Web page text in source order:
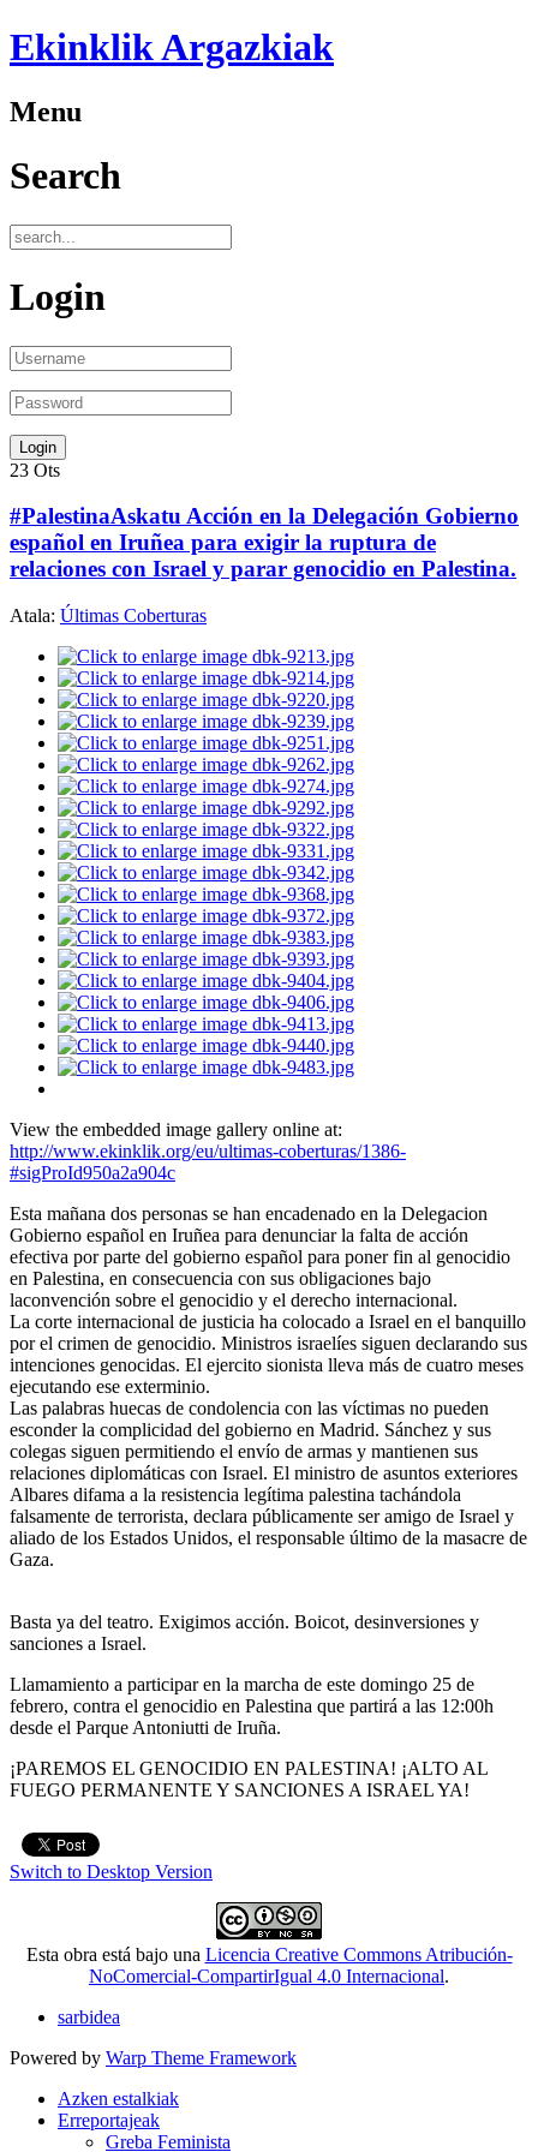
Ekinklik Argazkiak
Menu
Search
Login
23 Ots
#PalestinaAskatu Acción en la Delegación Gobierno
español en Iruñea para exigir la ruptura de
relaciones con Israel y parar genocidio en Palestina.
Atala: Últimas Coberturas
View the embedded image gallery online at:
http://www.ekinklik.org/eu/ultimas-coberturas/1386-
#sigProId950a2a904c
Esta mañana dos personas se han encadenado en la Delegacion
Gobierno español en Iruñea para denunciar la falta de acción
efectiva por parte del gobierno español para poner fin al genocidio
en Palestina, en consecuencia con sus obligaciones bajo
laconvención sobre el genocidio y el derecho internacional.
La corte internacional de justicia ha colocado a Israel en el banquillo
por el crimen de genocidio. Ministros israelíes siguen declarando sus
intenciones genocidas. El ejercito sionista lleva más de cuatro meses
ejecutando ese exterminio.
Las palabras huecas de condolencia con las víctimas no pueden
esconder la complicidad del gobierno en Madrid. Sánchez y sus
colegas siguen permitiendo el envío de armas y mantienen sus
relaciones diplomáticas con Israel. El ministro de asuntos exteriores
Albares difama a la resistencia legítima palestina tachándola
falsamente de terrorista, declara públicamente ser amigo de Israel y
aliado de los Estados Unidos, el responsable último de la masacre de
Gaza.
Basta ya del teatro. Exigimos acción. Boicot, desinversiones y
sanciones a Israel.
Llamamiento a participar en la marcha de este domingo 25 de
febrero, contra el genocidio en Palestina que partirá a las 12:00h
desde el Parque Antoniutti de Iruña.
¡PAREMOS EL GENOCIDIO EN PALESTINA! ¡ALTO AL
FUEGO PERMANENTE Y SANCIONES A ISRAEL YA!
Switch to Desktop Version
Esta obra está bajo una Licencia Creative Commons Atribución-
NoComercial-CompartirIgual 4.0 Internacional.
sarbidea
Powered by Warp Theme Framework
Azken estalkiak
Erreportajeak
Greba Feminista